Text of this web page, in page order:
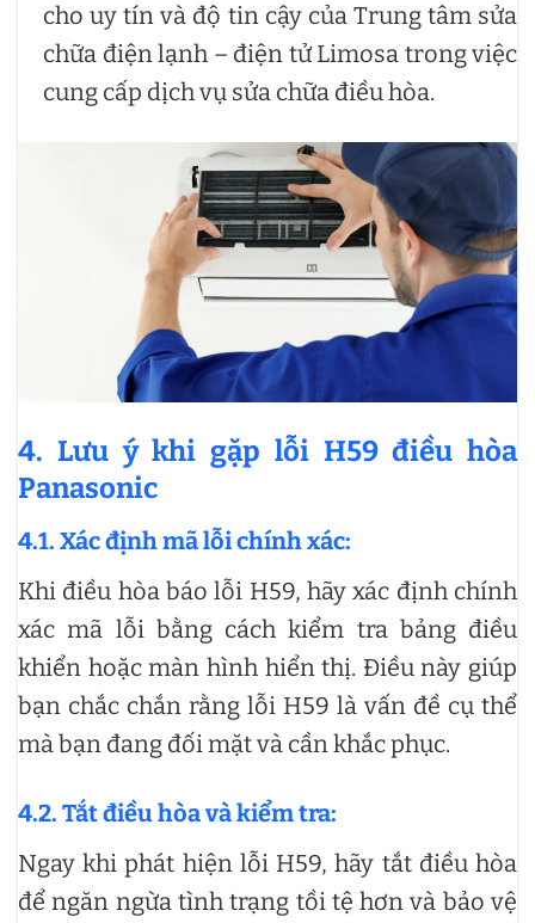
cho uy tín và độ tin cậy của Trung tâm sửa
chữa điện lạnh – điện tử Limosa trong việc
cung cấp dịch vụ sửa chữa điều hòa.
4. Lưu ý khi gặp lỗi H59 điều hòa
Panasonic
4.1. Xác định mã lỗi chính xác:
Khi điều hòa báo lỗi H59, hãy xác định chính
xác mã lỗi bằng cách kiểm tra bảng điều
khiển hoặc màn hình hiển thị. Điều này giúp
bạn chắc chắn rằng lỗi H59 là vấn đề cụ thể
mà bạn đang đối mặt và cần khắc phục.
4.2. Tắt điều hòa và kiểm tra:
Ngay khi phát hiện lỗi H59, hãy tắt điều hòa
để ngăn ngừa tình trạng tồi tệ hơn và bảo vệ